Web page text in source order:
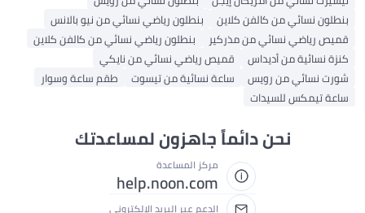
بنطلون نسائي من كالفن كلاين
بنطلون رياضي نسائي من نيو بالانس
قميص رياضي نسائي من مذركير
بنطلون رياضي نسائي من كالفن كلاين
كنزة نسائية من أديداس
قميص رياضي نسائي من نايكي
شورت نسائي من رويس
ساعة نسائية من تيسوت
طقم ساعة وسوار
ساعة تيمكس للسيدات
نحن دائماً جاهزون لمساعدتك
مركز المساعدة
help.noon.com
الدعم عبر البريد الإلكتروني